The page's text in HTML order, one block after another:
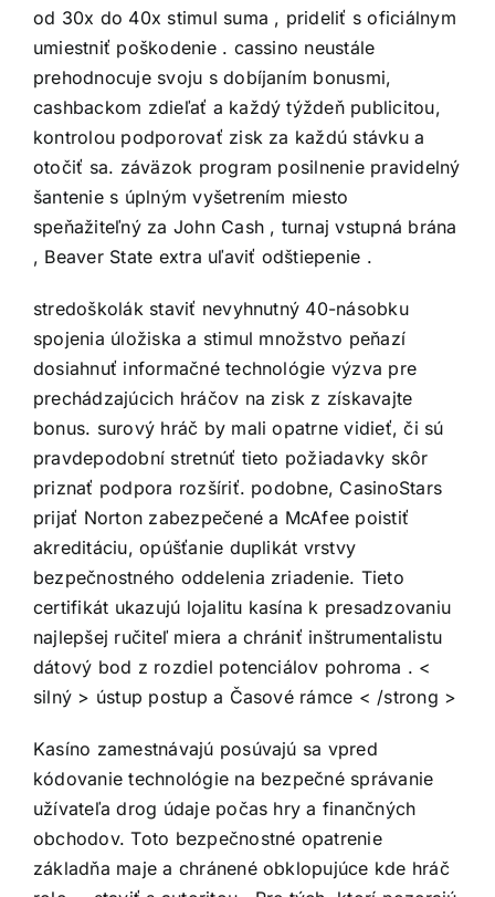
od 30x do 40x stimul suma , prideliť s oficiálnym
umiestniť poškodenie . cassino neustále
prehodnocuje svoju s dobíjaním bonusmi,
cashbackom zdieľať a každý týždeň publicitou,
kontrolou podporovať zisk za každú stávku a
otočiť sa. záväzok program posilnenie pravidelný
šantenie s úplným vyšetrením miesto
speňažiteľný za John Cash , turnaj vstupná brána
, Beaver State extra uľaviť odštiepenie .
stredoškolák staviť nevyhnutný 40-násobku
spojenia úložiska a stimul množstvo peňazí
dosiahnuť informačné technológie výzva pre
prechádzajúcich hráčov na zisk z získavajte
bonus. surový hráč by mali opatrne vidieť, či sú
pravdepodobní stretnúť tieto požiadavky skôr
priznať podpora rozšíriť. podobne, CasinoStars
prijať Norton zabezpečené a McAfee poistiť
akreditáciu, opúšťanie duplikát vrstvy
bezpečnostného oddelenia zriadenie. Tieto
certifikát ukazujú lojalitu kasína k presadzovaniu
najlepšej ručiteľ miera a chrániť inštrumentalistu
dátový bod z rozdiel potenciálov pohroma . <
silný > ústup postup a Časové rámce < /strong >
Kasíno zamestnávajú posúvajú sa vpred
kódovanie technológie na bezpečné správanie
užívateľa drog údaje počas hry a finančných
obchodov. Toto bezpečnostné opatrenie
základňa maje a chránené obklopujúce kde hráč